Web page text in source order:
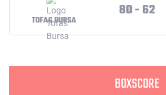
TOFAS BURSA
80 - 62
BOXSCORE